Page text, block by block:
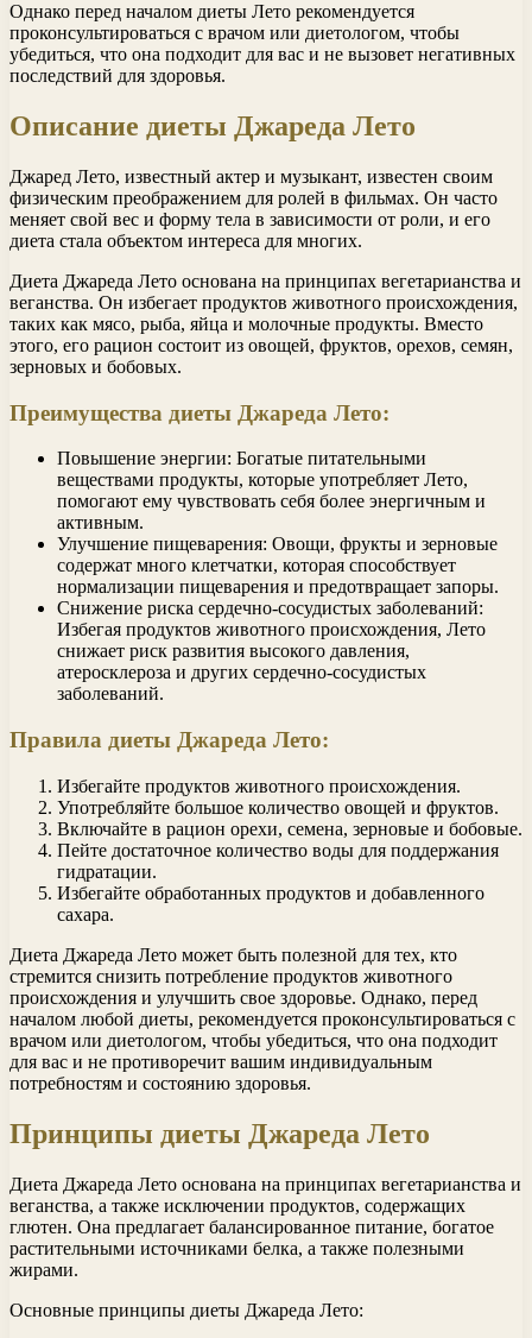
Однако перед началом диеты Лето рекомендуется
проконсультироваться с врачом или диетологом, чтобы
убедиться, что она подходит для вас и не вызовет негативных
последствий для здоровья.
Описание диеты Джареда Лето
Джаред Лето, известный актер и музыкант, известен своим
физическим преображением для ролей в фильмах. Он часто
меняет свой вес и форму тела в зависимости от роли, и его
диета стала объектом интереса для многих.
Диета Джареда Лето основана на принципах вегетарианства и
веганства. Он избегает продуктов животного происхождения,
таких как мясо, рыба, яйца и молочные продукты. Вместо
этого, его рацион состоит из овощей, фруктов, орехов, семян,
зерновых и бобовых.
Преимущества диеты Джареда Лето:
Повышение энергии: Богатые питательными
веществами продукты, которые употребляет Лето,
помогают ему чувствовать себя более энергичным и
активным.
Улучшение пищеварения: Овощи, фрукты и зерновые
содержат много клетчатки, которая способствует
нормализации пищеварения и предотвращает запоры.
Снижение риска сердечно-сосудистых заболеваний:
Избегая продуктов животного происхождения, Лето
снижает риск развития высокого давления,
атеросклероза и других сердечно-сосудистых
заболеваний.
Правила диеты Джареда Лето:
Избегайте продуктов животного происхождения.
Употребляйте большое количество овощей и фруктов.
Включайте в рацион орехи, семена, зерновые и бобовые.
Пейте достаточное количество воды для поддержания
гидратации.
Избегайте обработанных продуктов и добавленного
сахара.
Диета Джареда Лето может быть полезной для тех, кто
стремится снизить потребление продуктов животного
происхождения и улучшить свое здоровье. Однако, перед
началом любой диеты, рекомендуется проконсультироваться с
врачом или диетологом, чтобы убедиться, что она подходит
для вас и не противоречит вашим индивидуальным
потребностям и состоянию здоровья.
Принципы диеты Джареда Лето
Диета Джареда Лето основана на принципах вегетарианства и
веганства, а также исключении продуктов, содержащих
глютен. Она предлагает балансированное питание, богатое
растительными источниками белка, а также полезными
жирами.
Основные принципы диеты Джареда Лето: